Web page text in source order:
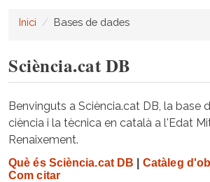
Inici Bases de dades
Sciència.cat DB
Benvinguts a Sciència.cat DB, la base
ciència i la tècnica en català a l'Edat
Renaixement.
Què és Sciència.cat DB Catàleg
Com citar